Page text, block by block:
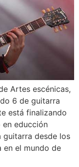
Artes escénicas,
6 de guitarra
está finalizando
en educción
guitarra desde los
en el mundo de